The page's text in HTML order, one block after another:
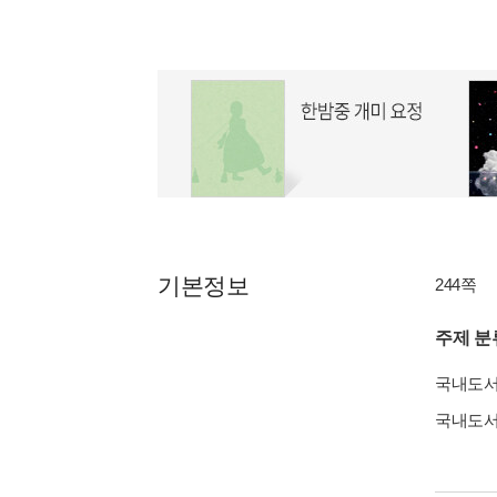
기본정보 244쪽
주제 분
국내도
국내도